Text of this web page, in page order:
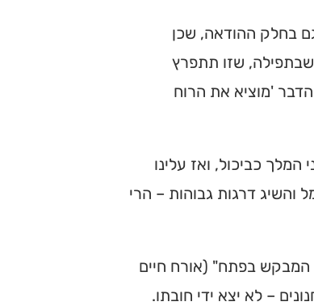
בחלק ההודאה, שכן
שזו תתפרץ
'מוציא את הרוח
כביכול, ואז עלינו
והשיג דרגות גבוהות – הרי
המבקש בפתח" (אורח חיים
– לא יצא ידי חובתו.